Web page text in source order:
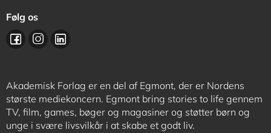
Følg os
Akademisk Forlag er en del af Egmont, der er Nordens
største mediekoncern. Egmont bring stories to life gennem
TV, film, games, bøger og magasiner og støtter børn og
unge i svære livsvilkår i at skabe et godt liv.